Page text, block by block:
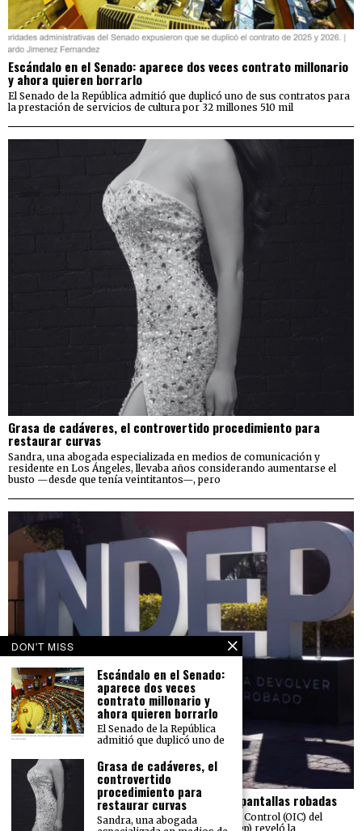
Escándalo en el Senado: aparece dos veces contrato millonario
y ahora quieren borrarlo
El Senado de la República admitió que duplicó uno de sus contratos para
la prestación de servicios de cultura por 32 millones 510 mil
Grasa de cadáveres, el controvertido procedimiento para
restaurar curvas
Sandra, una abogada especializada en medios de comunicación y
residente en Los Ángeles, llevaba años considerando aumentarse el
busto —desde que tenía veintitantos—, pero
El Indep pierde más de 23 mdp en carros y pantallas robadas
Una auditoría realizada por el Órgano Interno de Control (OIC) del
Instituto para Devolver al Pueblo lo Robado (Indep) reveló la
DON'T MISS
Escándalo en el Senado:
aparece dos veces
contrato millonario y
ahora quieren borrarlo
El Senado de la República
admitió que duplicó uno de
Grasa de cadáveres, el
controvertido
procedimiento para
restaurar curvas
Sandra, una abogada